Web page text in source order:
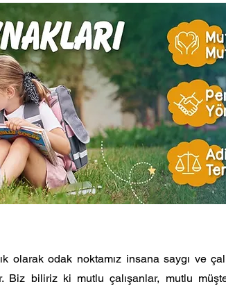
olarak odak noktamız insana saygı ve
Biz biliriz ki mutlu çalışanlar, mutlu